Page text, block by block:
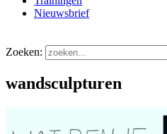
Nieuwsbrief
Zoeken:
wandsculpturen